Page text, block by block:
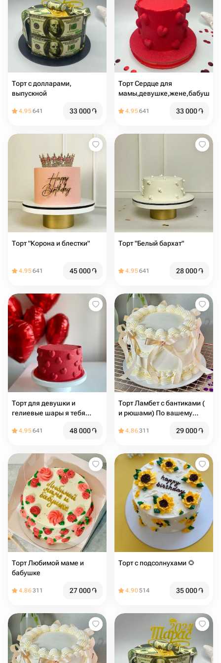
Торт с долларами,
выпускной
4.95641 33 000֏
Торт Сердце для
мамы,девушке,жене,бабушке
4.95641 33 000֏
Торт "Корона и блестки"
4.95641 45 000֏
Торт "Белый бархат"
4.95641 28 000֏
Торт для девушки и
гелиевые шары я тебя
4.95641 48 000֏
Торт Ламбет с бантиками (
и рюшами) По вашему
надпись
4.86311 29 000֏
Торт Любимой маме и
бабушке
4.86311 27 000֏
Торт с подсолнухами 🌻
4.90514 35 000֏